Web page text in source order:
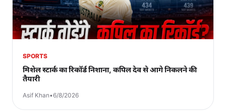
SPORTS
मिशेल स्टार्क का रिकॉर्ड निशाना, कपिल देव से आगे निकलने की
तैयारी
Asif Khan•6/8/2026